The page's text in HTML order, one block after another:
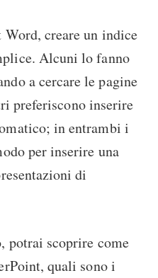
creare un indice
Alcuni lo fanno
a cercare le pagine
preferiscono inserire
in entrambi i
per inserire una
di
potrai scoprire come
quali sono i